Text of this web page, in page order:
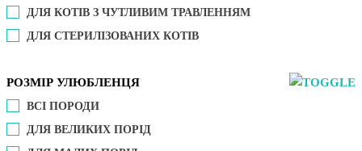
ДЛЯ КОТІВ З ЧУТЛИВИМ ТРАВЛЕННЯМ
ДЛЯ СТЕРИЛІЗОВАНИХ КОТІВ
РОЗМІР УЛЮБЛЕНЦЯ
ВСІ ПОРОДИ
ДЛЯ ВЕЛИКИХ ПОРІД